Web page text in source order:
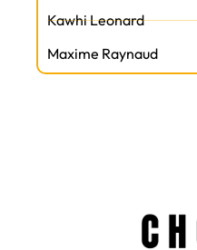
Kawhi Leonard
Maxime Raynaud